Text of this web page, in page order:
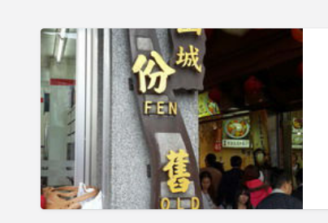
台
灣
觀
光
旅
遊
景
點
包